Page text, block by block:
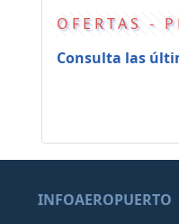
OFERTAS -
Consulta las
INFOAEROPUERTO